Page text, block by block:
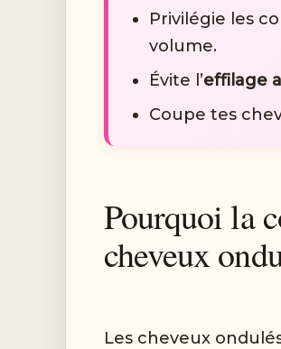
Privilégie les
volume.
Évite l’effilage
Coupe tes
Pourquoi la
cheveux
Les cheveux